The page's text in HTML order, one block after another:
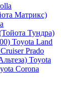
Toyota Land
Prado
Toyota
Corona